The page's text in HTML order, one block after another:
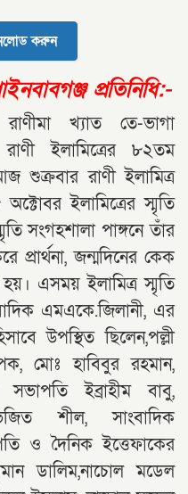
করুন
প্রতিনিধি:-
রাণীমা খ্যাত তে-ভাগা
রাণী ইলামিত্রের ৮২তম
শুক্রবার রাণী ইলামিত্র
ইলামিত্রের স্মৃতি
সংগহশালা পাঙ্গনে তাঁর
প্রার্থনা, জন্মদিনের কেক
এসময় ইলামিত্র স্মৃতি
এমএকে.জিলানী, এর
উপস্থিত ছিলেন,পল্লী
মোঃ হাবিবুর রহমান,
ইব্রাহীম বাবু,
শীল, সাংবাদিক
ও দৈনিক ইত্তেফাকের
ডালিম,নাচোল মডেল